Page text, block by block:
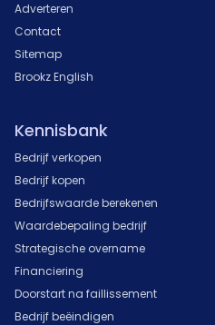
Adverteren
Contact
Sitemap
Brookz English
Kennisbank
Bedrijf verkopen
Bedrijf kopen
Bedrijfswaarde berekenen
Waardebepaling bedrijf
Strategische overname
Financiering
Doorstart na faillissement
Bedrijf beëindigen